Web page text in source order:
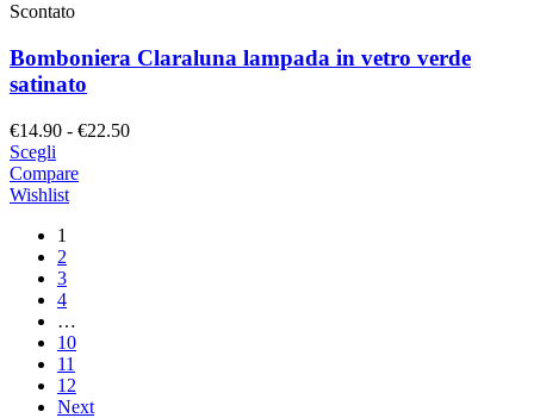
Scontato
Bomboniera Claraluna lampada in vetro verde
satinato
€14.90 - €22.50Fascia
Scegli
Compare
Wishlist
1
2
3
4
…
10
11
12
Next